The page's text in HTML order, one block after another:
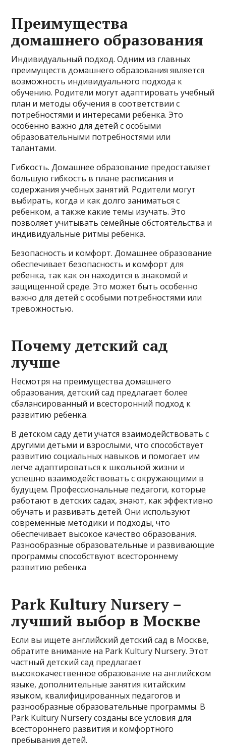
Преимущества
домашнего образования
Индивидуальный подход. Одним из главных
преимуществ домашнего образования является
возможность индивидуального подхода к
обучению. Родители могут адаптировать учебный
план и методы обучения в соответствии с
потребностями и интересами ребенка. Это
особенно важно для детей с особыми
образовательными потребностями или
талантами.
Гибкость. Домашнее образование предоставляет
большую гибкость в плане расписания и
содержания учебных занятий. Родители могут
выбирать, когда и как долго заниматься с
ребенком, а также какие темы изучать. Это
позволяет учитывать семейные обстоятельства и
индивидуальные ритмы ребенка.
Безопасность и комфорт. Домашнее образование
обеспечивает безопасность и комфорт для
ребенка, так как он находится в знакомой и
защищенной среде. Это может быть особенно
важно для детей с особыми потребностями или
тревожностью.
Почему детский сад
лучше
Несмотря на преимущества домашнего
образования, детский сад предлагает более
сбалансированный и всесторонний подход к
развитию ребенка.
В детском саду дети учатся взаимодействовать с
другими детьми и взрослыми, что способствует
развитию социальных навыков и помогает им
легче адаптироваться к школьной жизни и
успешно взаимодействовать с окружающими в
будущем. Профессиональные педагоги, которые
работают в детских садах, знают, как эффективно
обучать и развивать детей. Они используют
современные методики и подходы, что
обеспечивает высокое качество образования.
Разнообразные образовательные и развивающие
программы способствуют всестороннему
развитию ребенка
Park Kultury Nursery –
лучший выбор в Москве
Если вы ищете английский детский сад в Москве,
обратите внимание на Park Kultury Nursery. Этот
частный детский сад предлагает
высококачественное образование на английском
языке, дополнительные занятия китайским
языком, квалифицированных педагогов и
разнообразные образовательные программы. В
Park Kultury Nursery созданы все условия для
всестороннего развития и комфортного
пребывания детей.